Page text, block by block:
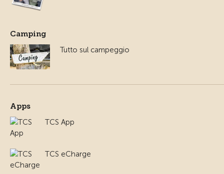
Camping
Tutto sul campeggio
Apps
TCS App
TCS eCharge